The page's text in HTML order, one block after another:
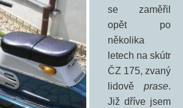
se zaměřil
opět po
několika
letech na skútr
ČZ 175, zvaný
lidově prase.
Již dříve jsem